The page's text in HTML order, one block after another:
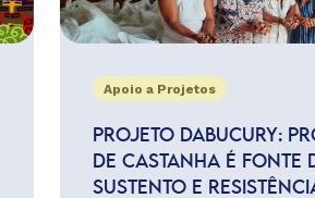
Apoio a Projetos
PROJETO DABUCURY:
DE CASTANHA É FONTE
SUSTENTO E